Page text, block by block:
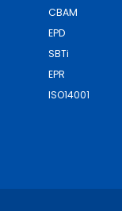
CBAM
EPD
SBTi
EPR
ISO14001